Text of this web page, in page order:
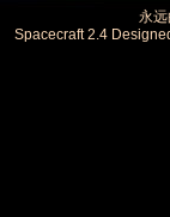
永
Spacecraft 2.4